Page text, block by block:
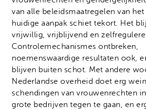
van alle beleidsmaatregelen van
huidige aanpak schiet tekort. Het
vrijwillig, vrijblijvend en
Controlemechanismes ontbreken,
noemenswaardige resultaten ook,
blijven buiten schot. Met andere
Nederlandse overheid doet erg
schendingen van vrouwenrechten
grote bedrijven tegen te gaan, en